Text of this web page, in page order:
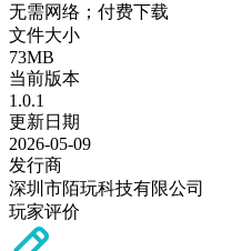
无需网络；付费下载
文件大小
73MB
当前版本
1.0.1
更新日期
2026-05-09
发行商
深圳市陌玩科技有限公司
玩家评价